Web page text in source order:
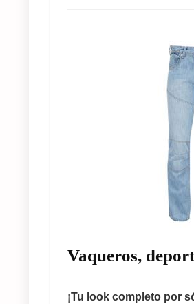
Vaqueros,
¡Tu look completo por